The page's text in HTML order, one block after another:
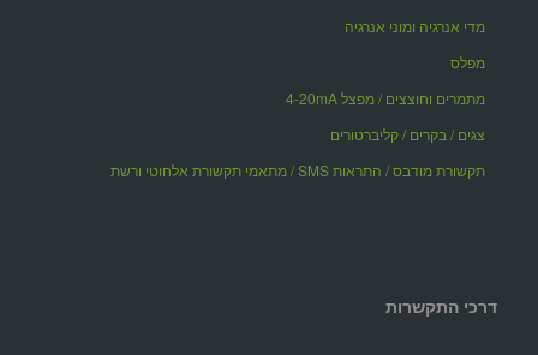
מדי אנרגיה ומוני אנרגיה
מפלס
מתמרים וחוצצים / מפצל 4-20mA
צגים / בקרים / קליברטורים
תקשורת מודבס / התראות SMS / מתאמי תקשורת אלחוטי ורשת
דרכי התקשרות